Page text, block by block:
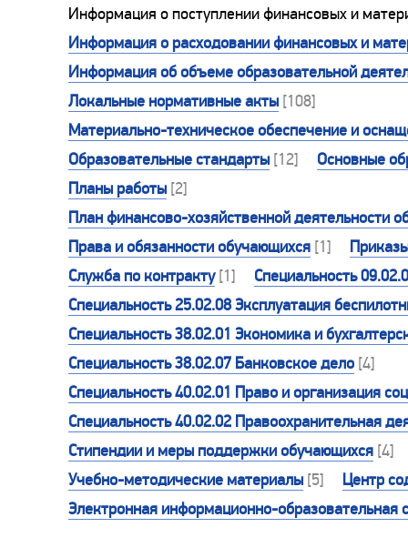
Информация о поступлении финансовых и
Информация о расходовании финансовых и
Информация об объеме образовательной
Локальные нормативные акты [108]
Материально-техническое обеспечение и
Образовательные стандарты [12]
Основные
Планы работы [2]
План финансово-хозяйственной деятельности
Права и обязанности обучающихся [1]
Служба по контракту [1]
Специальность
Специальность 25.02.08 Эксплуатация
Специальность 38.02.01 Экономика и
Специальность 38.02.07 Банковское дело [4]
Специальность 40.02.01 Право и организация
Специальность 40.02.02 Правоохранительная
Стипендии и меры поддержки обучающихся [4]
Учебно-методические материалы [5]
Центр
Электронная информационно-образовательная